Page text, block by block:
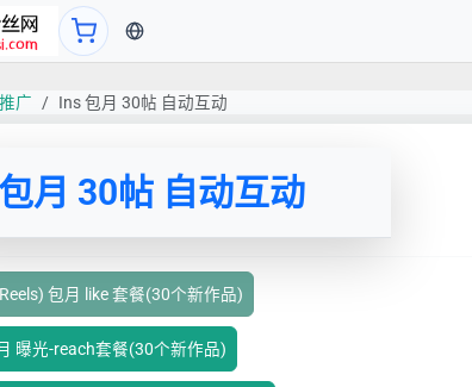
当前语言：中文
广 Ins 包月 30帖 自动互动
月 30帖 自动互动
包月 like 套餐(30个新作品)
曝光-reach套餐(30个新作品)